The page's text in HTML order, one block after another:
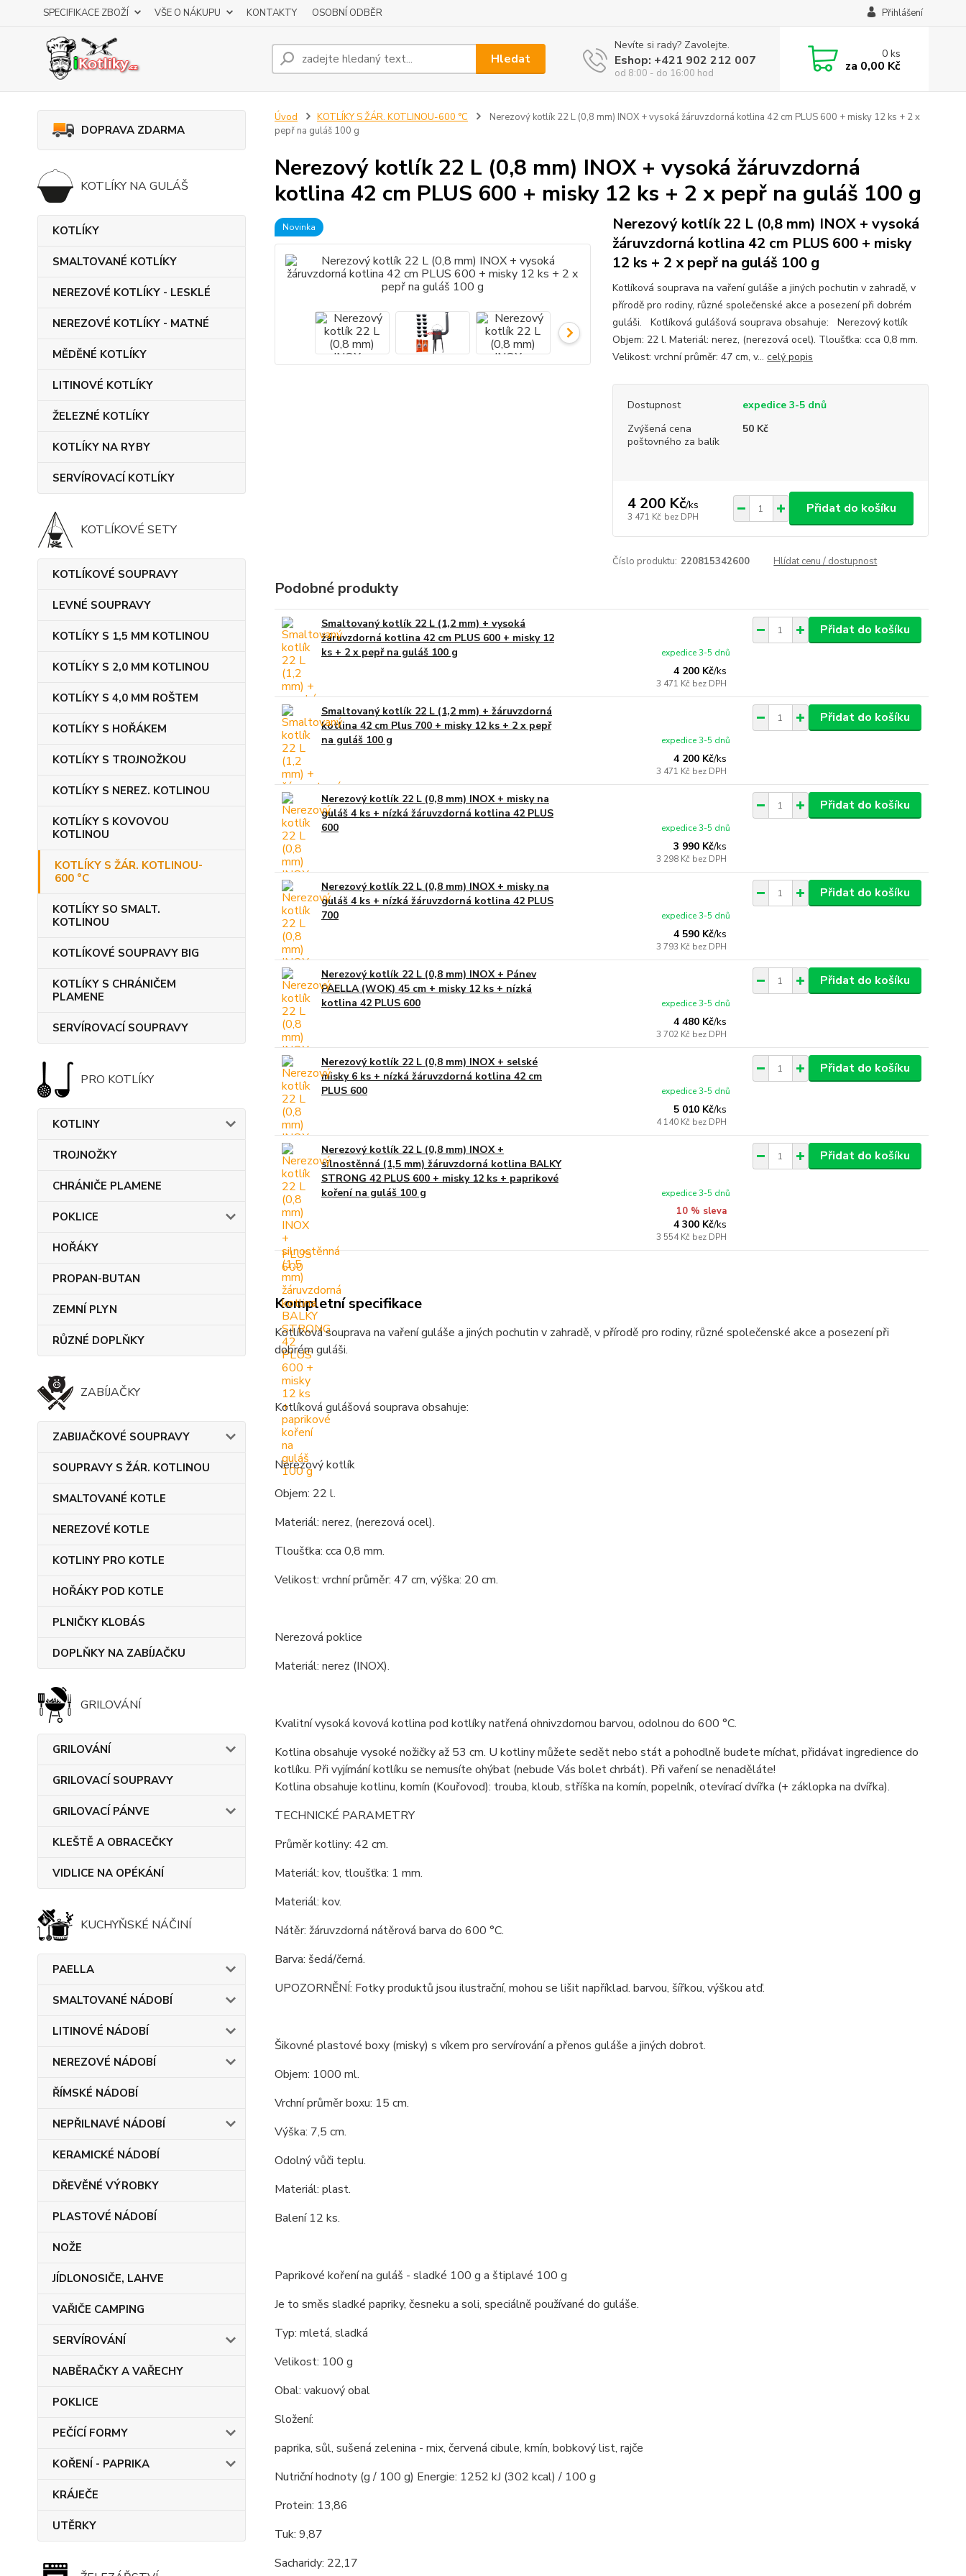
SPECIFIKACE ZBOŽÍ VŠE O NÁKUPU KONTAKTY OSOBNÍ ODBĚR Přihlášení
Hledat
Nevíte si rady? Zavolejte.
Eshop: +421 902 212 007
od 8:00 - do 16:00 hod
0ks
za 0,00 Kč
DOPRAVA ZDARMA
KOTLÍKY NA GULÁŠ
KOTLÍKY
SMALTOVANÉ KOTLÍKY
NEREZOVÉ KOTLÍKY - LESKLÉ
NEREZOVÉ KOTLÍKY - MATNÉ
MĚDĚNÉ KOTLÍKY
LITINOVÉ KOTLÍKY
ŽELEZNÉ KOTLÍKY
KOTLÍKY NA RYBY
SERVÍROVACÍ KOTLÍKY
KOTLÍKOVÉ SETY
KOTLÍKOVÉ SOUPRAVY
LEVNÉ SOUPRAVY
KOTLÍKY S 1,5 MM KOTLINOU
KOTLÍKY S 2,0 MM KOTLINOU
KOTLÍKY S 4,0 MM ROŠTEM
KOTLÍKY S HOŘÁKEM
KOTLÍKY S TROJNOŽKOU
KOTLÍKY S NEREZ. KOTLINOU
KOTLÍKY S KOVOVOU
KOTLINOU
KOTLÍKY S ŽÁR. KOTLINOU-
600 °C
KOTLÍKY SO SMALT.
KOTLINOU
KOTLÍKOVÉ SOUPRAVY BIG
KOTLÍKY S CHRÁNIČEM
PLAMENE
SERVÍROVACÍ SOUPRAVY
PRO KOTLÍKY
KOTLINY
TROJNOŽKY
CHRÁNIČE PLAMENE
POKLICE
HOŘÁKY
PROPAN-BUTAN
ZEMNÍ PLYN
RŮZNÉ DOPLŇKY
ZABÍJAČKY
ZABIJAČKOVÉ SOUPRAVY
SOUPRAVY S ŽÁR. KOTLINOU
SMALTOVANÉ KOTLE
NEREZOVÉ KOTLE
KOTLINY PRO KOTLE
HOŘÁKY POD KOTLE
PLNIČKY KLOBÁS
DOPLŇKY NA ZABÍJAČKU
GRILOVÁNÍ
GRILOVÁNÍ
GRILOVACÍ SOUPRAVY
GRILOVACÍ PÁNVE
KLEŠTĚ A OBRACEČKY
VIDLICE NA OPÉKÁNÍ
KUCHYŇSKÉ NÁČINÍ
PAELLA
SMALTOVANÉ NÁDOBÍ
LITINOVÉ NÁDOBÍ
NEREZOVÉ NÁDOBÍ
ŘÍMSKÉ NÁDOBÍ
NEPŘILNAVÉ NÁDOBÍ
KERAMICKÉ NÁDOBÍ
DŘEVĚNÉ VÝROBKY
PLASTOVÉ NÁDOBÍ
NOŽE
JÍDLONOSIČE, LAHVE
VAŘIČE CAMPING
SERVÍROVÁNÍ
NABĚRAČKY A VAŘECHY
POKLICE
PEČÍCÍ FORMY
KOŘENÍ - PAPRIKA
KRÁJEČE
UTĚRKY
Úvod KOTLÍKY S ŽÁR. KOTLINOU-600 °C
Nerezový kotlík 22 L (0,8 mm) INOX + vysoká žáruvzdorná kotlina 42 cm PLUS 600 + misky 12 ks + 2 x
pepř na guláš 100 g
Nerezový kotlík 22 L (0,8 mm) INOX + vysoká žáruvzdorná
kotlina 42 cm PLUS 600 + misky 12 ks + 2 x pepř na guláš 100 g
Novinka
Nerezový kotlík 22 L (0,8 mm) INOX + vysoká
žáruvzdorná kotlina 42 cm PLUS 600 + misky
12 ks + 2 x pepř na guláš 100 g
Kotlíková souprava na vaření guláše a jiných pochutin v zahradě, v
přírodě pro rodiny, různé společenské akce a posezení při dobrém
guláši. Kotlíková gulášová souprava obsahuje: Nerezový kotlík
Objem: 22 l. Materiál: nerez, (nerezová ocel). Tloušťka: cca 0,8 mm.
Velikost: vrchní průměr: 47 cm, v... celý popis
Dostupnost
expedice 3-5 dnů
Zvýšená cena
poštovného za balík
50 Kč
4 200 Kč/ks
3 471 Kč bez DPH
Přidat do košíku
Číslo produktu: 220815342600 Hlídat cenu / dostupnost
Podobné produkty
Smaltovaný kotlík 22 L (1,2 mm) + vysoká
žáruvzdorná kotlina 42 cm PLUS 600 + misky 12
ks + 2 x pepř na guláš 100 g
4 200 Kč/ks
3 471 Kč bez DPH
expedice 3-5 dnů
Přidat do košíku
Smaltovaný kotlík 22 L (1,2 mm) + žáruvzdorná
kotlina 42 cm Plus 700 + misky 12 ks + 2 x pepř
na guláš 100 g
4 200 Kč/ks
3 471 Kč bez DPH
expedice 3-5 dnů
Přidat do košíku
Nerezový kotlík 22 L (0,8 mm) INOX + misky na
guláš 4 ks + nízká žáruvzdorná kotlina 42 PLUS
600
3 990 Kč/ks
3 298 Kč bez DPH
expedice 3-5 dnů
Přidat do košíku
Nerezový kotlík 22 L (0,8 mm) INOX + misky na
guláš 4 ks + nízká žáruvzdorná kotlina 42 PLUS
700
4 590 Kč/ks
3 793 Kč bez DPH
expedice 3-5 dnů
Přidat do košíku
Nerezový kotlík 22 L (0,8 mm) INOX + Pánev
PAELLA (WOK) 45 cm + misky 12 ks + nízká
kotlina 42 PLUS 600
4 480 Kč/ks
3 702 Kč bez DPH
expedice 3-5 dnů
Přidat do košíku
Nerezový kotlík 22 L (0,8 mm) INOX + selské
misky 6 ks + nízká žáruvzdorná kotlina 42 cm
PLUS 600
5 010 Kč/ks
4 140 Kč bez DPH
expedice 3-5 dnů
Přidat do košíku
Nerezový kotlík 22 L (0,8 mm) INOX +
silnostěnná (1,5 mm) žáruvzdorná kotlina BALKY
STRONG 42 PLUS 600 + misky 12 ks + paprikové
koření na guláš 100 g
10 % sleva
4 300 Kč/ks
3 554 Kč bez DPH
expedice 3-5 dnů
Přidat do košíku
Kompletní specifikace
Kotlíková souprava na vaření guláše a jiných pochutin v zahradě, v přírodě pro rodiny, různé společenské akce a posezení při
dobrém guláši.
Kotlíková gulášová souprava obsahuje:
Nerezový kotlík
Objem: 22 l.
Materiál: nerez, (nerezová ocel).
Tloušťka: cca 0,8 mm.
Velikost: vrchní průměr: 47 cm, výška: 20 cm.
Nerezová poklice
Materiál: nerez (INOX).
Kvalitní vysoká kovová kotlina pod kotlíky natřená ohnivzdornou barvou, odolnou do 600 °C.
Kotlina obsahuje vysoké nožičky až 53 cm. U kotliny můžete sedět nebo stát a pohodlně budete míchat, přidávat ingredience do
kotlíku. Při vyjímání kotlíku se nemusíte ohýbat (nebude Vás bolet chrbát). Při vaření se nenaděláte!
Kotlina obsahuje kotlinu, komín (Kouřovod): trouba, kloub, stříška na komín, popelník, otevírací dvířka (+ záklopka na dvířka).
TECHNICKÉ PARAMETRY
Průměr kotliny: 42 cm.
Materiál: kov, tloušťka: 1 mm.
Materiál: kov.
Nátěr: žáruvzdorná nátěrová barva do 600 °C.
Barva: šedá/černá.
UPOZORNĚNÍ: Fotky produktů jsou ilustrační, mohou se lišit například. barvou, šířkou, výškou atď.
Šikovné plastové boxy (misky) s víkem pro servírování a přenos guláše a jiných dobrot.
Objem: 1000 ml.
Vrchní průměr boxu: 15 cm.
Výška: 7,5 cm.
Odolný vůči teplu.
Materiál: plast.
Balení 12 ks.
Paprikové koření na guláš - sladké 100 g a štiplavé 100 g
Je to směs sladké papriky, česneku a soli, speciálně používané do guláše.
Typ: mletá, sladká
Velikost: 100 g
Obal: vakuový obal
Složení:
paprika, sůl, sušená zelenina - mix, červená cibule, kmín, bobkový list, rajče
Nutriční hodnoty (g / 100 g) Energie: 1252 kJ (302 kcal) / 100 g
Protein: 13,86
Tuk: 9,87
Sacharidy: 22,17